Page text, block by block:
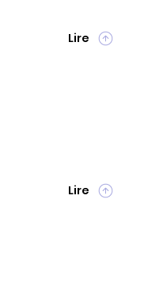
Lire
Lire